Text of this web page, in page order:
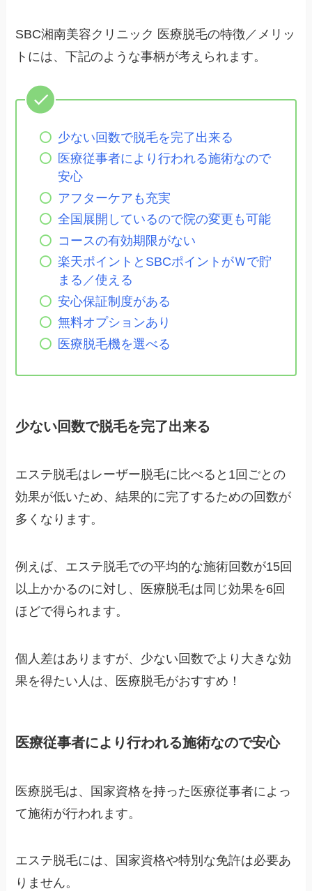
SBC湘南美容クリニック 医療脱毛の特徴／メリッ
トには、下記のような事柄が考えられます。
少ない回数で脱毛を完了出来る
医療従事者により行われる施術なので
安心
アフターケアも充実
全国展開しているので院の変更も可能
コースの有効期限がない
楽天ポイントとSBCポイントがＷで貯
まる／使える
安心保証制度がある
無料オプションあり
医療脱毛機を選べる
少ない回数で脱毛を完了出来る
エステ脱毛はレーザー脱毛に比べると1回ごとの
効果が低いため、結果的に完了するための回数が
多くなります。
例えば、エステ脱毛での平均的な施術回数が15回
以上かかるのに対し、医療脱毛は同じ効果を6回
ほどで得られます。
個人差はありますが、少ない回数でより大きな効
果を得たい人は、医療脱毛がおすすめ！
医療従事者により行われる施術なので安心
医療脱毛は、国家資格を持った医療従事者によっ
て施術が行われます。
エステ脱毛には、国家資格や特別な免許は必要あ
りません。